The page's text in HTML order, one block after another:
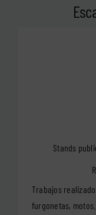
Stands
Trabajos
furgonetas,